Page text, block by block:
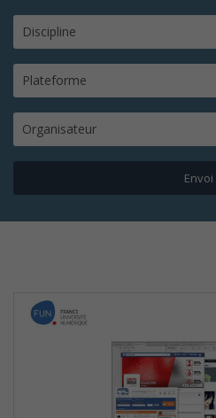
Discipline
Plateforme
Organisateur